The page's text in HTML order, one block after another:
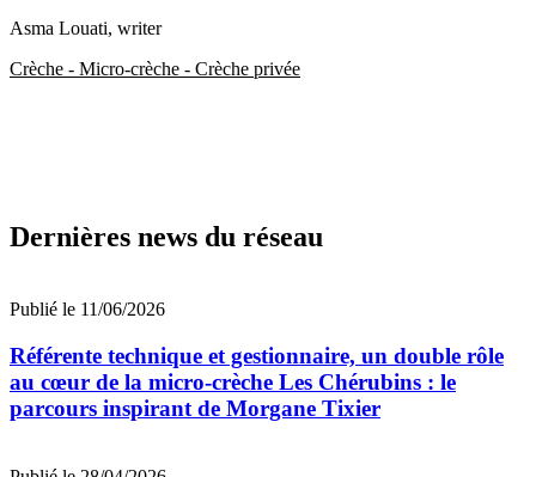
Asma Louati, writer
Crèche - Micro-crèche - Crèche privée
Dernières news du réseau
Publié le 11/06/2026
Référente technique et gestionnaire, un double rôle
au cœur de la micro-crèche Les Chérubins : le
parcours inspirant de Morgane Tixier